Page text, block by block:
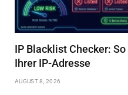
IP Blacklist Checker:
Ihrer IP-Adresse
AUGUST 8, 2026